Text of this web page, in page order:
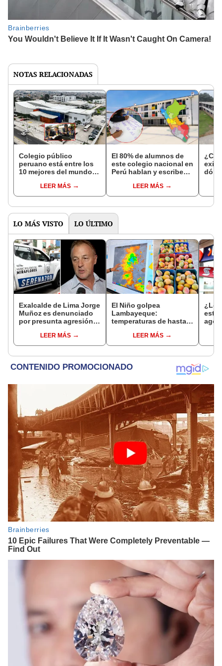
NOTAS RELACIONADAS
Colegio público
peruano está entre los
10 mejores del mundo:
para estudiar gratis en
esta institución
LEER MÁS
El 80% de alumnos de
este colegio nacional en
Perú hablan y escriben
becas en EE. UU. y
Japón
LEER MÁS
LO MÁS VISTO LO ÚLTIMO
Exalcalde de Lima Jorge
Muñoz es denunciado
por presunta agresión
de Miraflores
LEER MÁS
El Niño golpea
Lambayeque:
temperaturas de hasta
producción de mango y
palta
LEER MÁS
este